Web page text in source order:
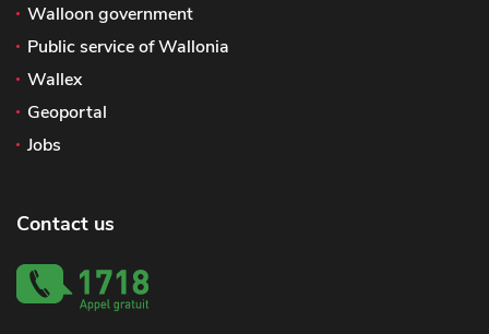
Walloon government
Public service of Wallonia
Wallex
Geoportal
Jobs
Contact us